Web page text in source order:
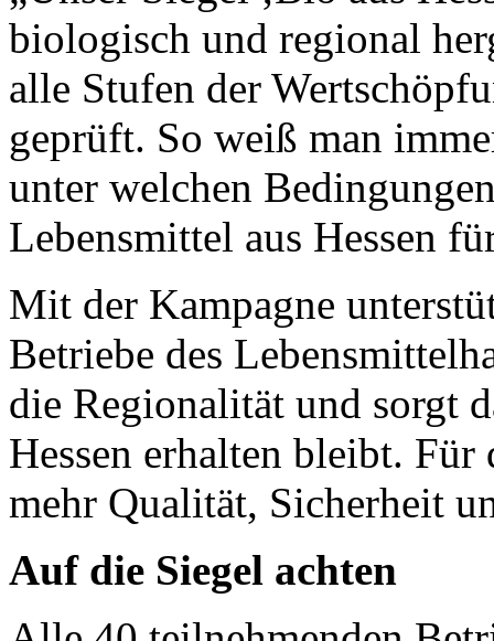
biologisch und regional
alle Stufen der
geprüft. So weiß man
unter welchen
Lebensmittel aus Hessen
Mit der Kampagne
Betriebe des
die Regionalität und sorgt
Hessen erhalten bleibt. Für
mehr Qualität, Sicherheit
Auf die Siegel achten